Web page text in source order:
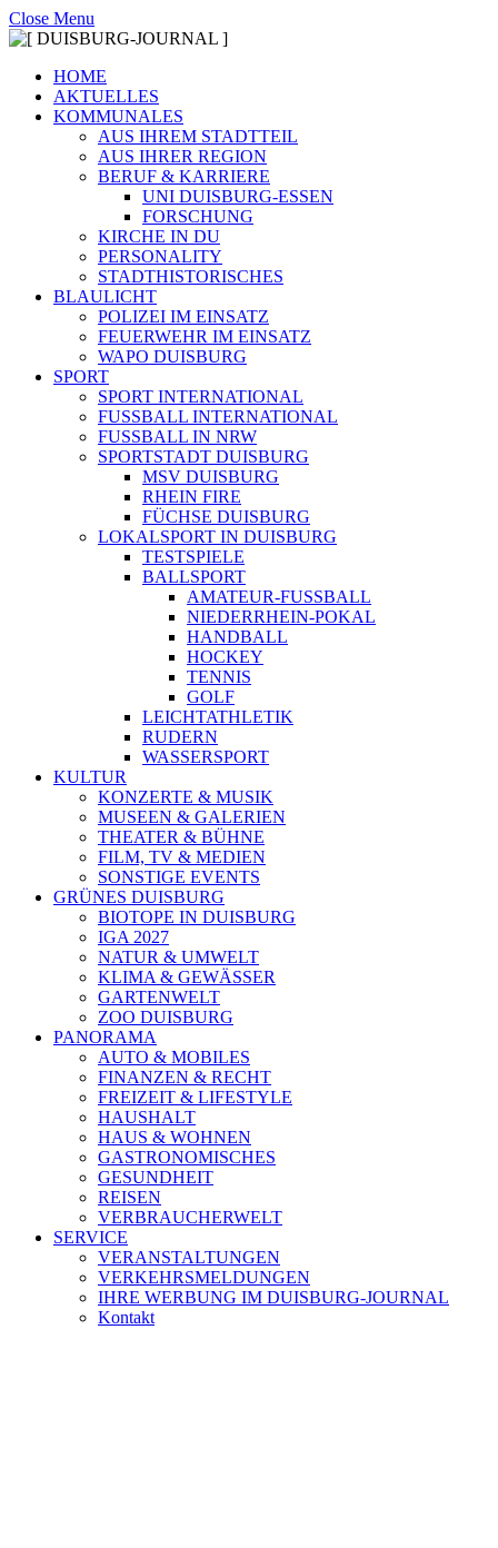
Close Menu
HOME
AKTUELLES
KOMMUNALES
AUS IHREM STADTTEIL
AUS IHRER REGION
BERUF & KARRIERE
UNI DUISBURG-ESSEN
FORSCHUNG
KIRCHE IN DU
PERSONALITY
STADTHISTORISCHES
BLAULICHT
POLIZEI IM EINSATZ
FEUERWEHR IM EINSATZ
WAPO DUISBURG
SPORT
SPORT INTERNATIONAL
FUSSBALL INTERNATIONAL
FUSSBALL IN NRW
SPORTSTADT DUISBURG
MSV DUISBURG
RHEIN FIRE
FÜCHSE DUISBURG
LOKALSPORT IN DUISBURG
TESTSPIELE
BALLSPORT
AMATEUR-FUSSBALL
NIEDERRHEIN-POKAL
HANDBALL
HOCKEY
TENNIS
GOLF
LEICHTATHLETIK
RUDERN
WASSERSPORT
KULTUR
KONZERTE & MUSIK
MUSEEN & GALERIEN
THEATER & BÜHNE
FILM, TV & MEDIEN
SONSTIGE EVENTS
GRÜNES DUISBURG
BIOTOPE IN DUISBURG
IGA 2027
NATUR & UMWELT
KLIMA & GEWÄSSER
GARTENWELT
ZOO DUISBURG
PANORAMA
AUTO & MOBILES
FINANZEN & RECHT
FREIZEIT & LIFESTYLE
HAUSHALT
HAUS & WOHNEN
GASTRONOMISCHES
GESUNDHEIT
REISEN
VERBRAUCHERWELT
SERVICE
VERANSTALTUNGEN
VERKEHRSMELDUNGEN
IHRE WERBUNG IM DUISBURG-JOURNAL
Kontakt